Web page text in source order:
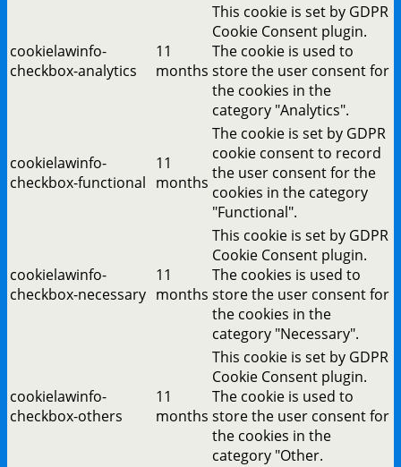
cookielawinfo-
checkbox-analytics
11
months
This cookie is set by GDPR
Cookie Consent plugin.
The cookie is used to
store the user consent for
the cookies in the
category "Analytics".
cookielawinfo-
checkbox-functional
11
months
The cookie is set by GDPR
cookie consent to record
the user consent for the
cookies in the category
"Functional".
cookielawinfo-
checkbox-necessary
11
months
This cookie is set by GDPR
Cookie Consent plugin.
The cookies is used to
store the user consent for
the cookies in the
category "Necessary".
cookielawinfo-
checkbox-others
11
months
This cookie is set by GDPR
Cookie Consent plugin.
The cookie is used to
store the user consent for
the cookies in the
category "Other.